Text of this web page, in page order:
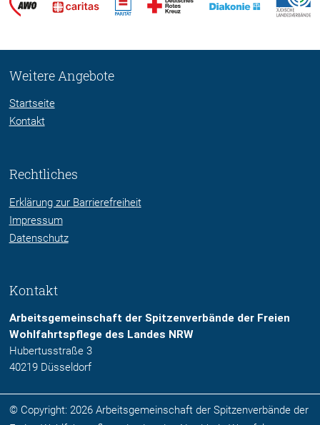
Weitere Angebote
Startseite
Kontakt
Rechtliches
Erklärung zur Barrierefreiheit
Impressum
Datenschutz
Kontakt
Arbeitsgemeinschaft der Spitzenverbände der Freien
Wohlfahrtspflege des Landes NRW
Hubertusstraße 3
40219 Düsseldorf
© Copyright: 2026 Arbeitsgemeinschaft der Spitzenverbände der